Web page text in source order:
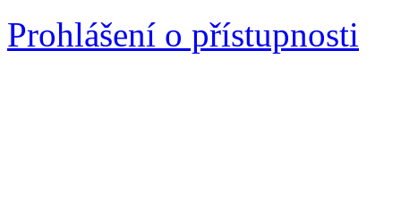
Prohlášení o přístupnosti